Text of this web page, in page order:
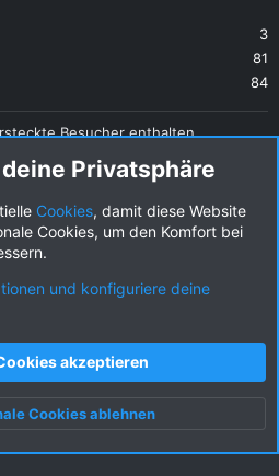
3
81
84
Besucher enthalten.
Seite teilen
Datenschutz
S
Oben Unten
Privatsphäre
Cookies, damit diese Website
Cookies, um den Komfort bei
und konfiguriere deine
akzeptieren
Cookies ablehnen